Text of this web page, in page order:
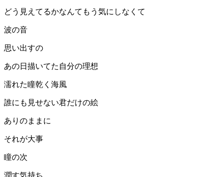
どう見えてるかなんてもう気にしなくて
波の音
思い出すの
あの日描いてた自分の理想
濡れた瞳乾く海風
誰にも見せない君だけの絵
ありのままに
それが大事
瞳の次